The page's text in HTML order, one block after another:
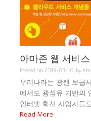
아마존 웹 서비
Posted on 2019-03-10 by
우리나라는 광랜 보급
에서도 광섬유 기반의
인터넷 회선 사업자들
Read More